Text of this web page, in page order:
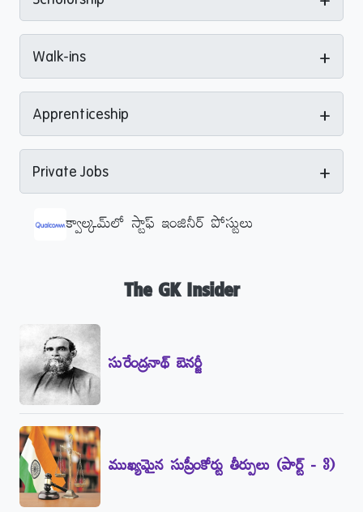
Walk-ins +
Apprenticeship +
Private Jobs +
క్వాల్కమ్‌లో స్టాఫ్ ఇంజినీర్ పోస్టులు
The GK Insider
సురేంద్రనాథ్‌ బెనర్జీ
ముఖ్యమైన సుప్రీంకోర్టు తీర్పులు (పార్ట్‌ - 3)